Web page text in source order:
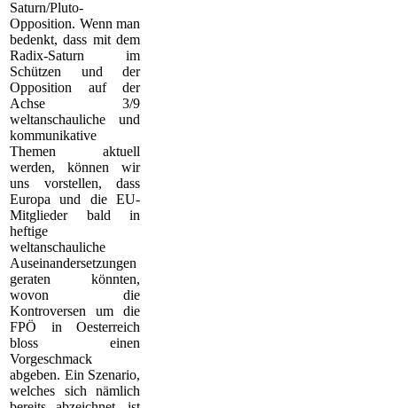
Saturn/Pluto-
Opposition. Wenn man
bedenkt, dass mit dem
Radix-Saturn im
Schützen und der
Opposition auf der
Achse 3/9
weltanschauliche und
kommunikative
Themen aktuell
werden, können wir
uns vorstellen, dass
Europa und die EU-
Mitglieder bald in
heftige
weltanschauliche
Auseinandersetzungen
geraten könnten,
wovon die
Kontroversen um die
FPÖ in Oesterreich
bloss einen
Vorgeschmack
abgeben. Ein Szenario,
welches sich nämlich